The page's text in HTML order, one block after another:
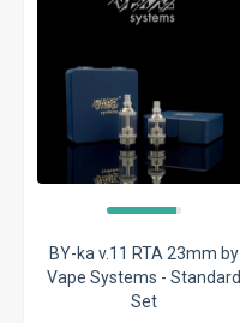
BY-ka v.11 RTA 23mm by
Vape Systems - Standard
Set